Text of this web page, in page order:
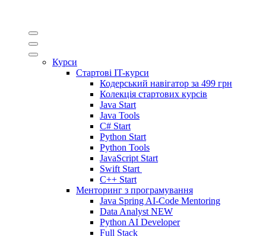
Курси
Стартові IT-курси
Кодерський навігатор за 499 грн
Колекція стартових курсів
Java Start
Java Tools
C# Start
Python Start
Python Tools
JavaScript Start
Swift Start
C++ Start
Менторинг з програмування
Java Spring AI-Code Mentoring
Data Analyst NEW
Python AI Developer
Full Stack